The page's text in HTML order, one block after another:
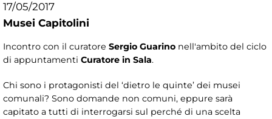
17/05/2017
Musei Capitolini
Incontro con il curatore Sergio Guarino nell'ambito del ciclo
di appuntamenti Curatore in Sala.
Chi sono i protagonisti del ‘dietro le quinte’ dei musei
comunali? Sono domande non comuni, eppure sarà
capitato a tutti di interrogarsi sul perché di una scelta